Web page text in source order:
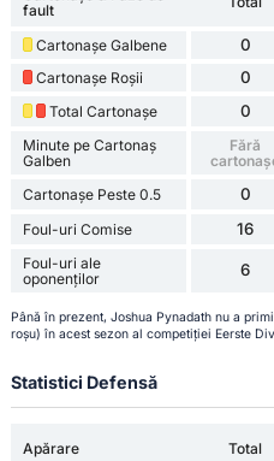
fault
Cartonașe Galbene 0
Cartonașe Roșii 0
Total Cartonașe 0
Minute pe Cartonaș
Galben
Fără
Cartonașe Peste 0.5 0
Foul-uri Comise 16
Foul-uri ale
oponenților
6
Până în prezent, Joshua Pynadath nu a
roșu) în acest sezon al competiției Eerste
Statistici Defensă
Apărare Total